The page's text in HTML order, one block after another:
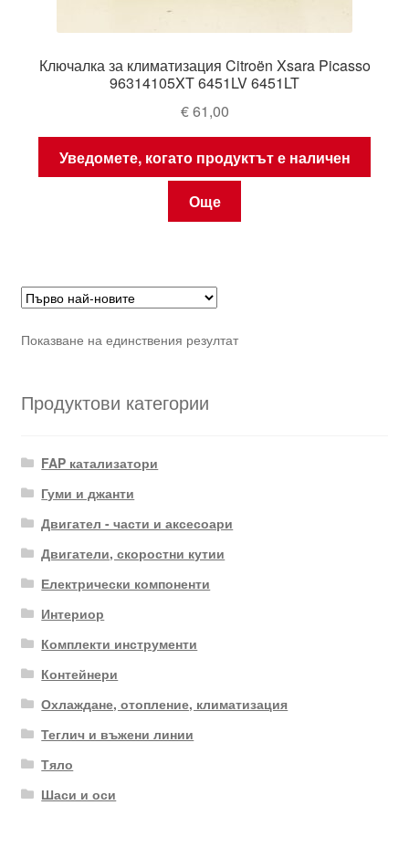
Ключалка за климатизация Citroën Xsara Picasso
96314105XT 6451LV 6451LT
€61,00
Уведомете, когато продуктът е наличен
Още
Показване на единствения резултат
Продуктови категории
FAP катализатори
Гуми и джанти
Двигател - части и аксесоари
Двигатели, скоростни кутии
Електрически компоненти
Интериор
Комплекти инструменти
Контейнери
Охлаждане, отопление, климатизация
Теглич и въжени линии
Тяло
Шаси и оси